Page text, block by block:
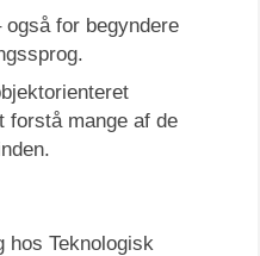
for begyndere
forstå mange af de
hos Teknologisk